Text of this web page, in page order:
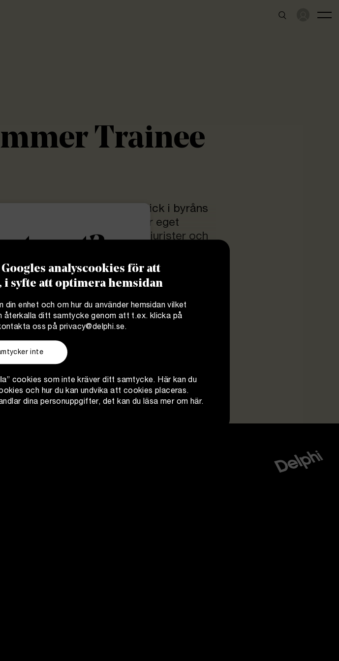
Trainee
innebär att få en unik inblick i byråns
och stort utrymme för eget
värdefullt stöd från erfarna jurister och
erfarenheter av allt från vägen till
aktiviteterna och reflektionerna
och inspirerande
treat?
Delphi måste du logga in.
Logga in
analyscookies för att
i syfte att optimera hemsidan
enhet och om hur du använder hemsidan vilket
återkalla ditt samtycke genom att t.ex. klicka på
oss på privacy@delphi.se.
inte
cookies som inte kräver ditt samtycke. Härkan du
och hur du kan undvika att cookies placeras.
dina personuppgifter, det kan du läsa mer om här.